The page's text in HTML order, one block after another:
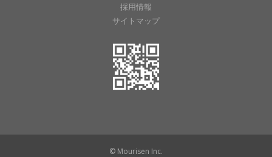
採用情報
サイトマップ
© Mourisen Inc.